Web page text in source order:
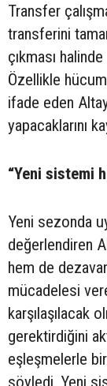
Transfer
transferini
çıkması
Özellikle
ifade eden
yapacaklarını
“Yeni sistemi
Yeni sezonda
değerlendiren
hem de
mücadelesi
karşılaşılacak
gerektirdiğini
eşleşmelerle
söyledi. Yeni